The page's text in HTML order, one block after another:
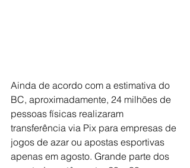
Ainda de acordo com a estimativa do
BC, aproximadamente, 24 milhões de
pessoas físicas realizaram
transferência via Pix para empresas de
jogos de azar ou apostas esportivas
apenas em agosto. Grande parte dos